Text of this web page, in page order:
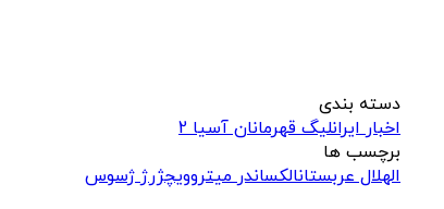
دسته بندی
اخبار ایرانلیگ قهرمانان آسیا 2
برچسب ها
الهلال عربستانالکساندر میتروویچژرژ ژسوس